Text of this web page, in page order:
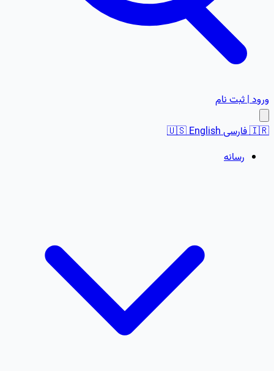
ورود | ثبت نام
🇮🇷فارسی 🇺🇸English
رسانه